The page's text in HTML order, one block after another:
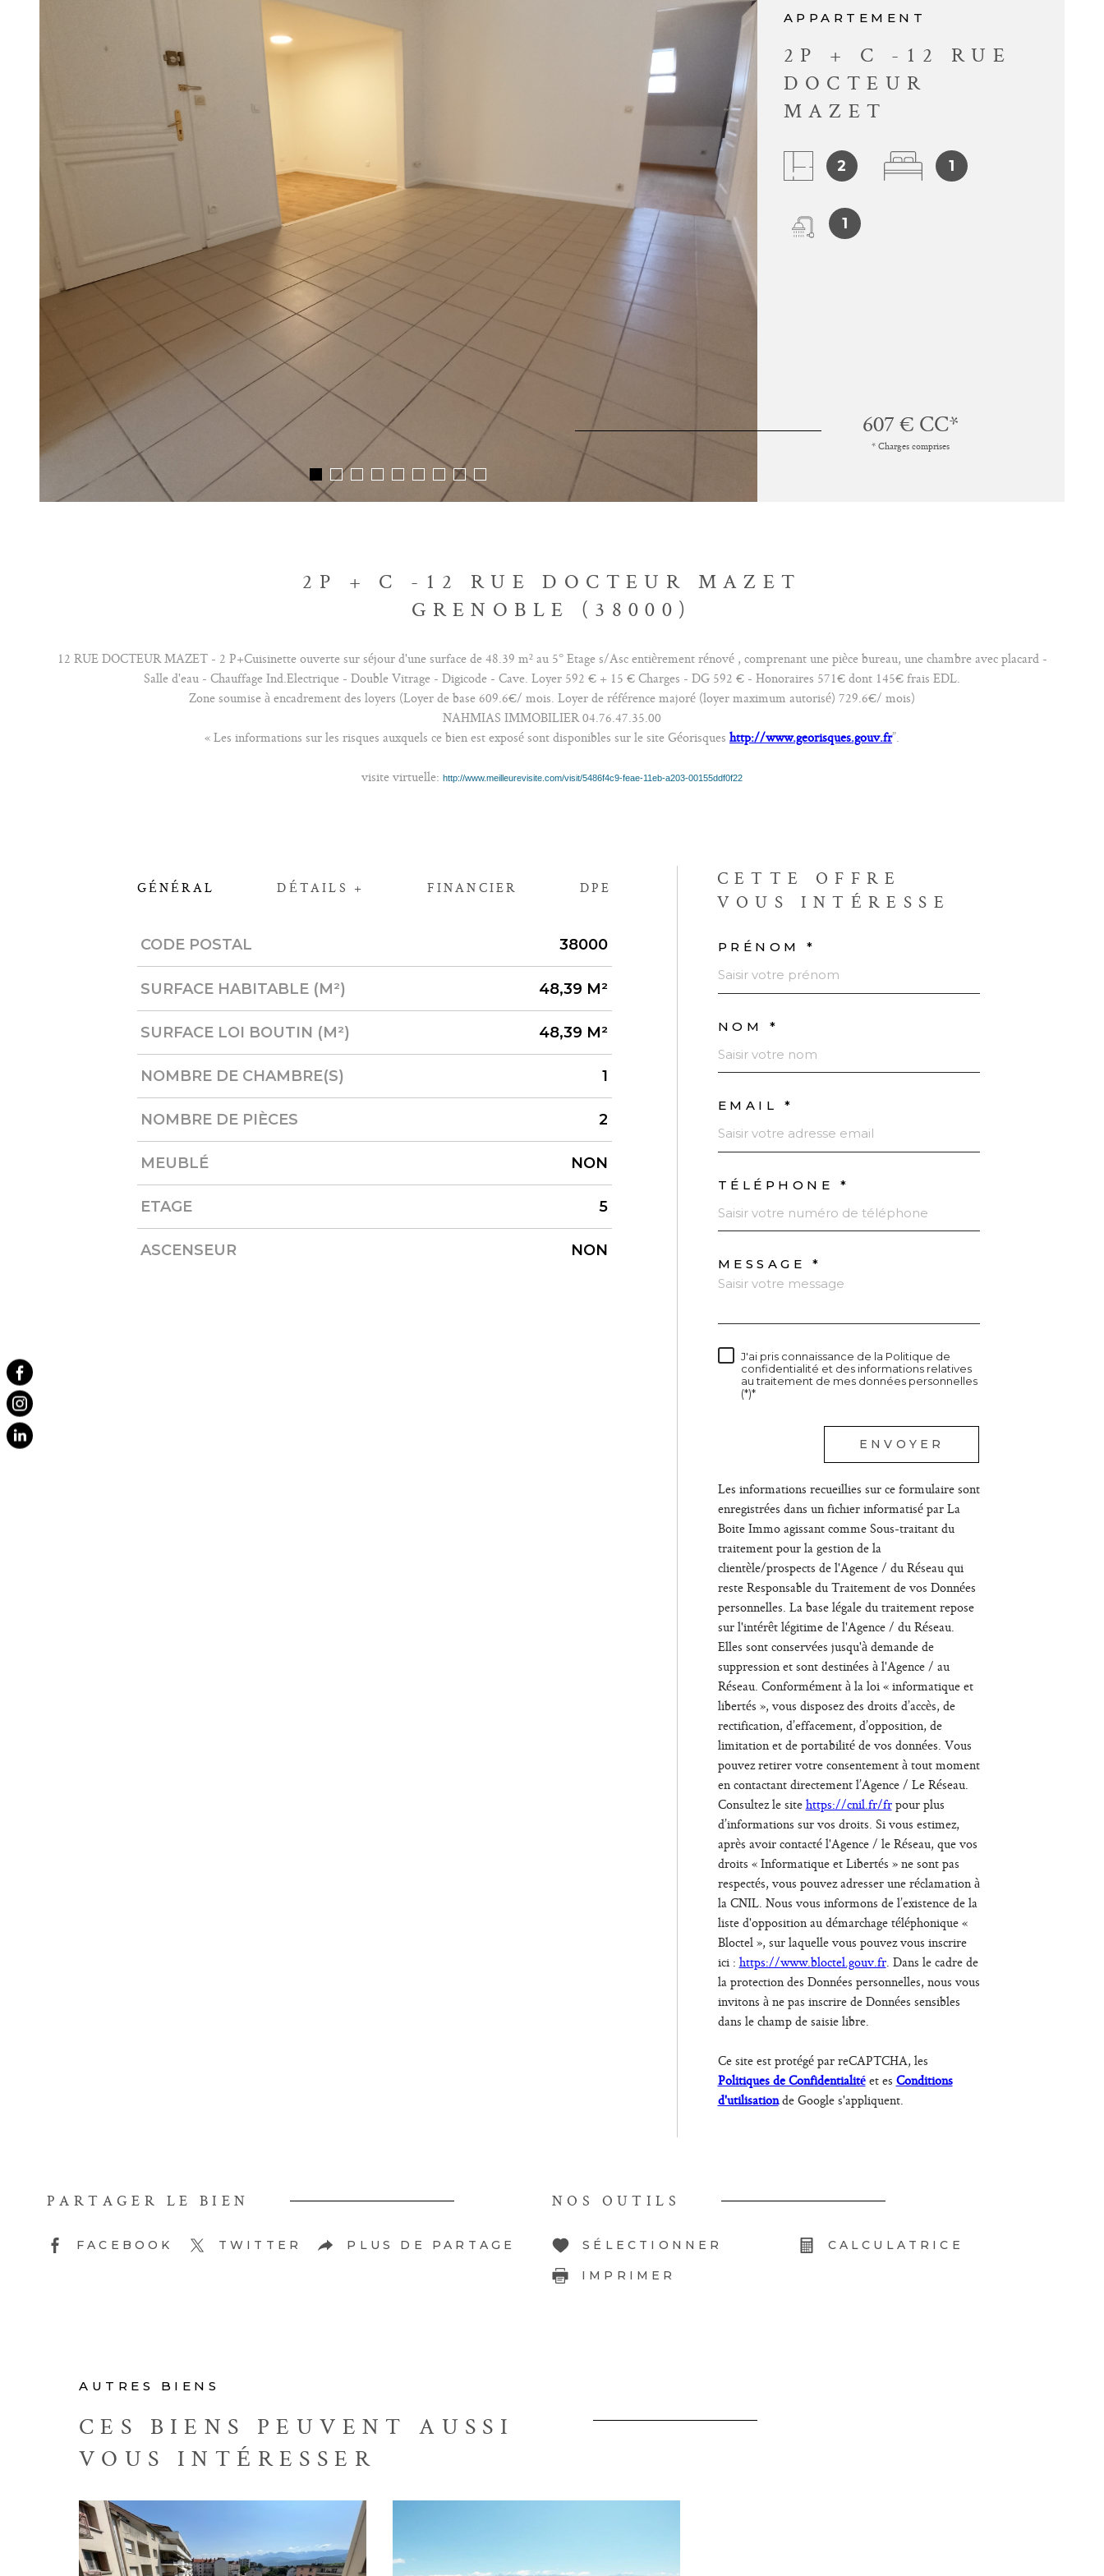
APPARTEMENT
2P + C -12 RUE
DOCTEUR
MAZET
2 1
1
607 € CC*
* Charges comprises
2P + C -12 RUE DOCTEUR MAZET
GRENOBLE (38000)
12 RUE DOCTEUR MAZET - 2 P+Cuisinette ouverte sur séjour d'une surface de 48.39 m² au 5° Etage s/Asc entièrement rénové , comprenant une pièce bureau, une chambre avec placard -
Salle d'eau - Chauffage Ind.Electrique - Double Vitrage - Digicode - Cave. Loyer 592 € + 15 € Charges - DG 592 € - Honoraires 571€ dont 145€ frais EDL.
Zone soumise à encadrement des loyers (Loyer de base 609.6€/ mois. Loyer de référence majoré (loyer maximum autorisé) 729.6€/ mois)
NAHMIAS IMMOBILIER 04.76.47.35.00
« Les informations sur les risques auxquels ce bien est exposé sont disponibles sur le site Géorisques http://www.georisques.gouv.fr”.
visite virtuelle: http://www.meilleurevisite.com/visit/5486f4c9-feae-11eb-a203-00155ddf0f22
GÉNÉRAL DÉTAILS + FINANCIER DPE
Caractérisque Valeurs
CODE POSTAL 38000
SURFACE HABITABLE (M²) 48,39 M²
SURFACE LOI BOUTIN (M²) 48,39 M²
NOMBRE DE CHAMBRE(S) 1
NOMBRE DE PIÈCES 2
MEUBLÉ NON
ETAGE 5
ASCENSEUR NON
CETTE OFFRE
VOUS INTÉRESSE
PRÉNOM *
NOM *
EMAIL *
TÉLÉPHONE *
MESSAGE *
J'ai pris connaissance de la Politique de
confidentialité et des informations relatives
au traitement de mes données personnelles
(*)*
ENVOYER
Les informations recueillies sur ce formulaire sont
enregistrées dans un fichier informatisé par La
Boite Immo agissant comme Sous-traitant du
traitement pour la gestion de la
clientèle/prospects de l'Agence / du Réseau qui
reste Responsable du Traitement de vos Données
personnelles. La base légale du traitement repose
sur l'intérêt légitime de l'Agence / du Réseau.
Elles sont conservées jusqu'à demande de
suppression et sont destinées à l'Agence / au
Réseau. Conformément à la loi « informatique et
libertés », vous disposez des droits d’accès, de
rectification, d’effacement, d’opposition, de
limitation et de portabilité de vos données. Vous
pouvez retirer votre consentement à tout moment
en contactant directement l’Agence / Le Réseau.
Consultez le sitehttps://cnil.fr/frpour plus
d’informations sur vos droits. Si vous estimez,
après avoir contacté l'Agence / le Réseau, que vos
droits « Informatique et Libertés » ne sont pas
respectés, vous pouvez adresser une réclamation à
la CNIL. Nous vous informons de l’existence de la
liste d'opposition au démarchage téléphonique «
Bloctel », sur laquelle vous pouvez vous inscrire
ici : https://www.bloctel.gouv.fr. Dans le cadre de
la protection des Données personnelles, nous vous
invitons à ne pas inscrire de Données sensibles
dans le champ de saisie libre.
Ce site est protégé par reCAPTCHA, les
Politiques de Confidentialitéet es Conditions
d'utilisationde Google s'appliquent.
PARTAGER LE BIEN
FACEBOOK TWITTER PLUS DE PARTAGE
NOS OUTILS
SÉLECTIONNER CALCULATRICE
IMPRIMER
AUTRES BIENS
CES BIENS PEUVENT AUSSI
VOUS INTÉRESSER